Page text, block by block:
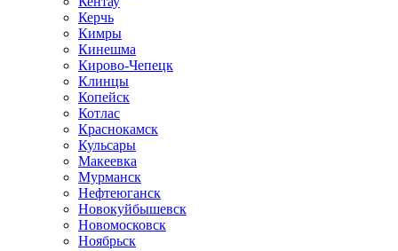
Керчь
Кимры
Кинешма
Кирово-Чепецк
Клинцы
Копейск
Котлас
Краснокамск
Кульсары
Макеевка
Мурманск
Нефтеюганск
Новокуйбышевск
Новомосковск
Ноябрьск